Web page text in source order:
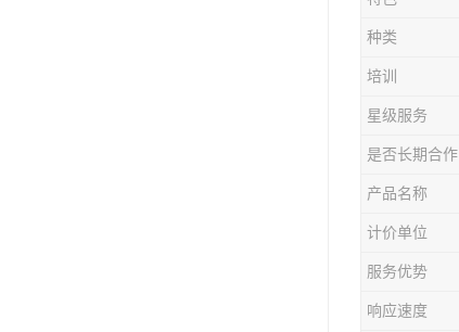
种类
培训
星级服务
是否长期合作
产品名称
计价单位
服务优势
响应速度